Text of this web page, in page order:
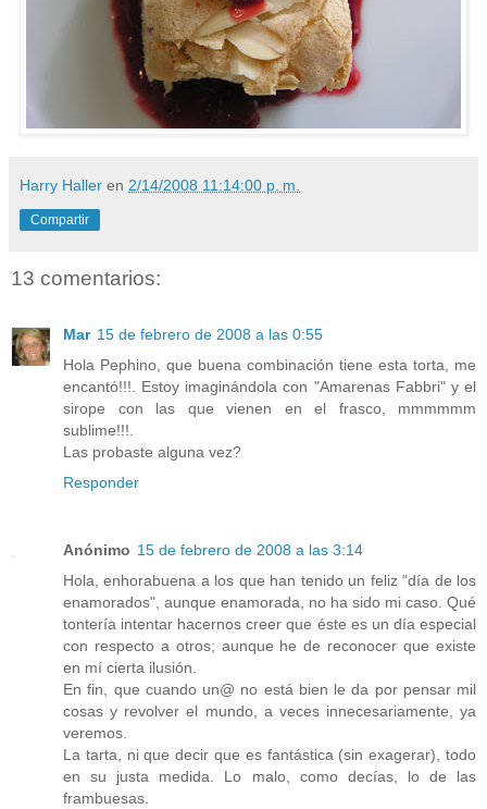
Harry Haller en 2/14/2008 11:14:00 p. m.
Compartir
13 comentarios:
Mar 15 de febrero de 2008 a las 0:55
Hola Pephino, que buena combinación tiene esta torta, me
encantó!!!. Estoy imaginándola con "Amarenas Fabbri" y el
sirope con las que vienen en el frasco, mmmmmm
sublime!!!.
Las probaste alguna vez?
Responder
Anónimo 15 de febrero de 2008 a las 3:14
Hola, enhorabuena a los que han tenido un feliz "día de los
enamorados", aunque enamorada, no ha sido mi caso. Qué
tontería intentar hacernos creer que éste es un día especial
con respecto a otros; aunque he de reconocer que existe
en mí cierta ilusión.
En fin, que cuando un@ no está bien le da por pensar mil
cosas y revolver el mundo, a veces innecesariamente, ya
veremos.
La tarta, ni que decir que es fantástica (sin exagerar), todo
en su justa medida. Lo malo, como decías, lo de las
frambuesas.